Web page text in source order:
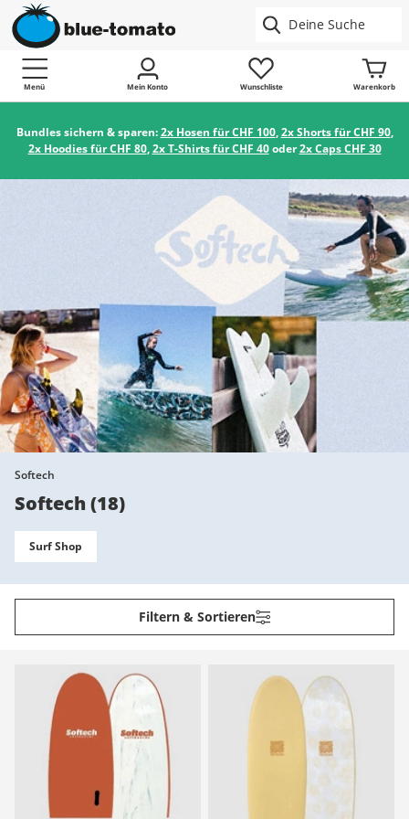
Menü Mein Konto Wunschliste Warenkorb
Bundles sichern & sparen:2x Hosen für CHF 100,2x Shorts für CHF 90,
2x Hoodies für CHF 80,2x T-Shirts für CHF 40oder2x Caps CHF 30
Softech
Softech(18)
Surf Shop
Filtern & Sortieren